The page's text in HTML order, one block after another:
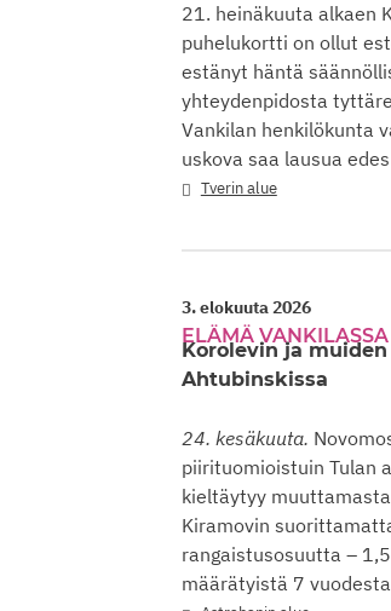
21. heinäkuuta alkaen
puhelukortti on ollut
estänyt häntä
yhteydenpidosta
Vankilan henkilökunta
uskova saa lausua
Tverin alue
3. elokuuta 2026
ELÄMÄ VANKILASSA
Korolevin ja
Ahtubinskissa
24. kesäkuuta.
piirituomioistuin Tulan
kieltäytyy
Kiramovin
rangaistusosuutta –
määrätyistä 7